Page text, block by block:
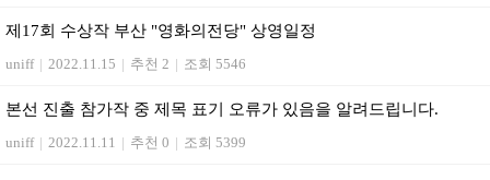
제17회 수상작 부산 "영화의전당" 상영일정
uniff | 2022.11.15 | 추천 2 | 조회 5546
본선 진출 참가작 중 제목 표기 오류가 있음을 알려드립니다.
uniff | 2022.11.11 | 추천 0 | 조회 5399